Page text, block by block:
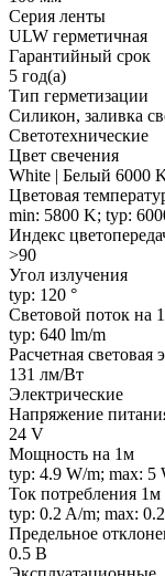
Серия ленты
ULW герметичная
Гарантийный срок
5 год(а)
Тип герметизации
Силикон, заливка
Светотехнические
Цвет свечения
White | Белый 6000
Цветовая
min: 5800 K; typ:
Индекс
>90
Угол излучения
typ: 120 °
Световой поток на
typ: 640 lm/m
Расчетная световая
131 лм/Вт
Электрические
Напряжение
24 V
Мощность на 1м
typ: 4.9 W/m; max: 5
Ток потребления 1м
typ: 0.2 A/m; max:
Предельное
0.5 В